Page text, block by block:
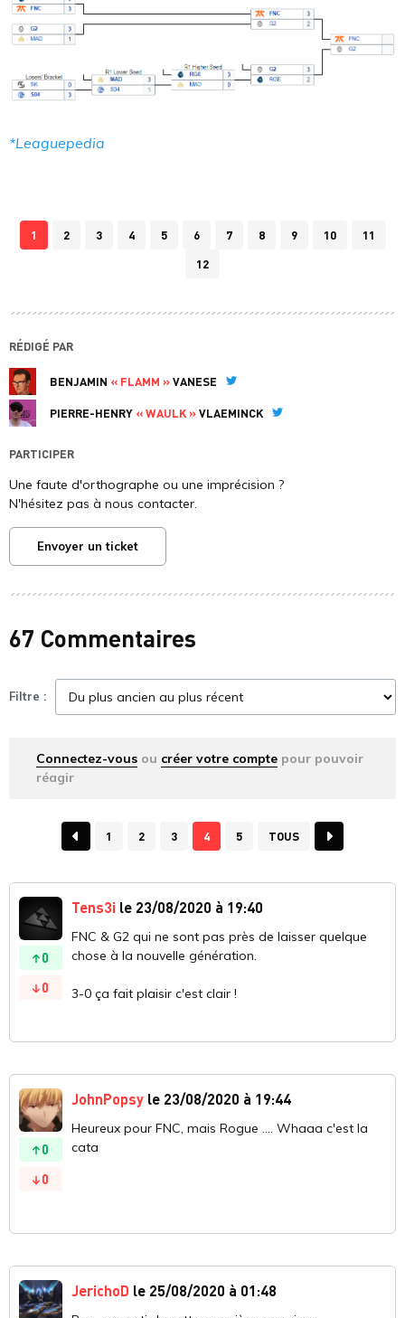
*Leaguepedia
1 2 3 4 5 6 7 8 9 10
11
12
RÉDIGÉ PAR
BENJAMIN « FLAMM »VANESE
PIERRE-HENRY « WAULK »VLAEMINCK
PARTICIPER
Une faute d'orthographe ou une imprécision ?
N'hésitez pas à nous contacter.
Envoyer un ticket
67 Commentaires
Filtre :
Connectez-vous ou créer votre compte pour pouvoir
réagir
1 2 3 4 5 TOUS
0
0
Tens3i le 23/08/2020 à 19:40
FNC & G2 qui ne sont pas près de laisser quelque
chose à la nouvelle génération.
3-0 ça fait plaisir c'est clair !
0
0
JohnPopsy le 23/08/2020 à 19:44
Heureux pour FNC, mais Rogue .... Whaaa c'est la
cata
JerichoD le 25/08/2020 à 01:48